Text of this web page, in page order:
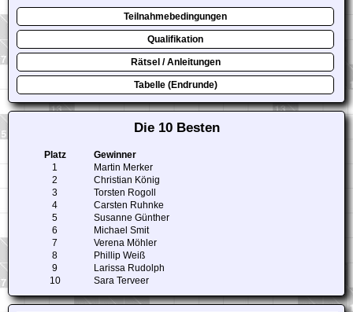
Teilnahmebedingungen
Qualifikation
Rätsel / Anleitungen
Tabelle (Endrunde)
Die 10 Besten
Platz
Gewinner
1
Martin Merker
2
Christian König
3
Torsten Rogoll
4
Carsten Ruhnke
5
Susanne Günther
6
Michael Smit
7
Verena Möhler
8
Phillip Weiß
9
Larissa Rudolph
10
Sara Terveer